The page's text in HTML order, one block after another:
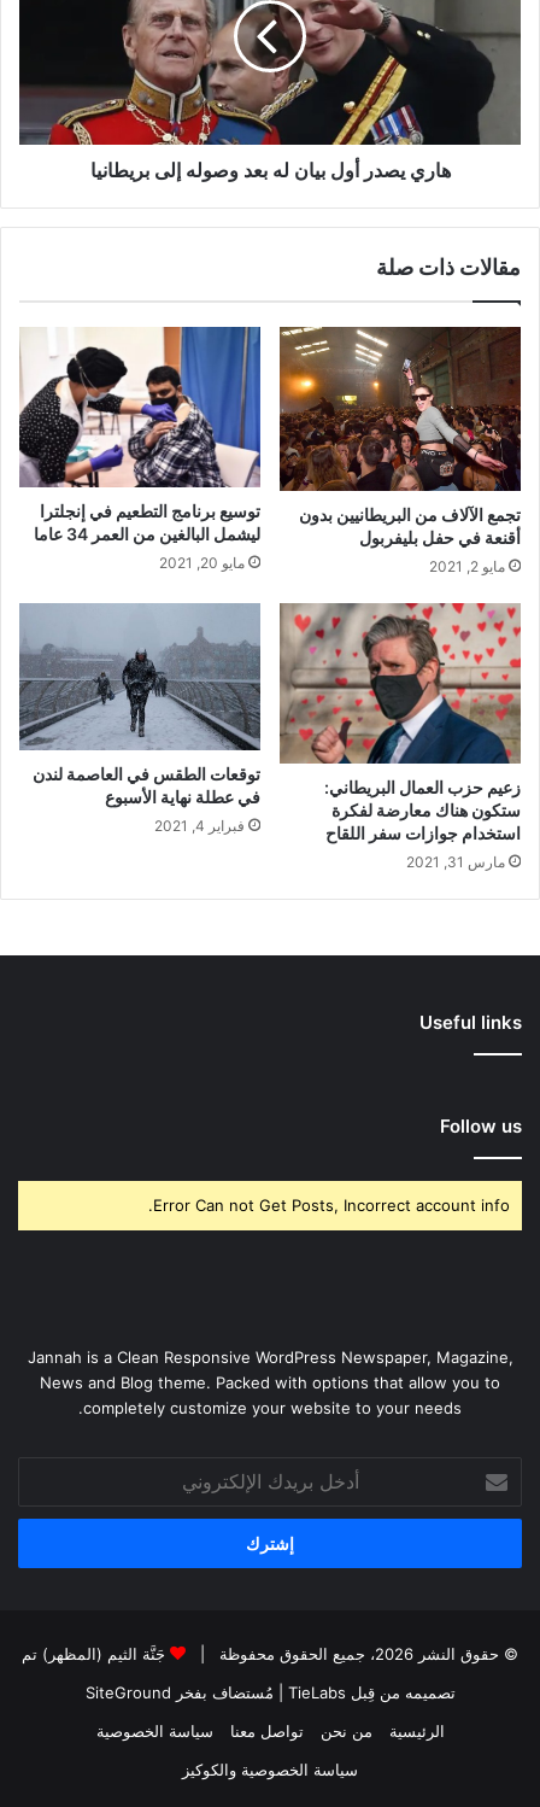
له
وصوله
بريطانيا
هاري يصدر أول بيان له بعد وصوله إلى بريطانيا
مقالات ذات صلة
تجمع الآلاف من البريطانيين بدون
أقنعة في حفل بليفربول
مايو 2, 2021
توسيع برنامج التطعيم في إنجلترا
ليشمل البالغين من العمر 34 عاما
مايو 20, 2021
زعيم حزب العمال البريطاني:
ستكون هناك معارضة لفكرة
استخدام جوازات سفر اللقاح
مارس 31, 2021
توقعات الطقس في العاصمة لندن
في عطلة نهاية الأسبوع
فبراير 4, 2021
Useful links
Follow us
Error Can not Get Posts, Incorrect account info.
Jannah is a Clean Responsive WordPress Newspaper, Magazine,
News and Blog theme. Packed with options that allow you to
completely customize your website to your needs.
بريدك
الإلكتروني
© حقوق النشر 2026، جميع الحقوق محفوظة |
جَنَّة الثيم (المظهر) تم
تصميمه من قِبل TieLabs
| مُستضاف بفخر SiteGround
الرئيسية
من نحن تواصل معنا
سياسة الخصوصية
سياسة الخصوصية والكوكيز